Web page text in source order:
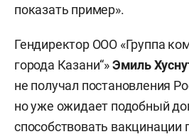
показать пример».
Гендиректор ООО «Группа
города Казани“»Эмиль
не получал постановления
но уже ожидает подобный
способствовать вакцинации